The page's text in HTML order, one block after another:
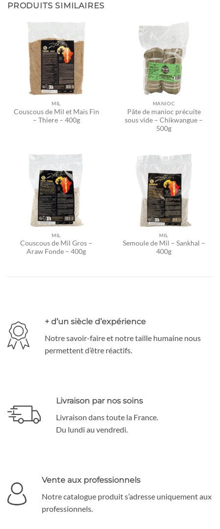
PRODUITS SIMILAIRES
MIL
Couscous de Mil et Maïs Fin
– Thiere – 400g
MANIOC
Pâte de manioc précuite
sous vide – Chikwangue –
500g
MIL
Couscous de Mil Gros –
Araw Fonde – 400g
MIL
Semoule de Mil – Sankhal –
400g
+ d’un siècle d’expérience
Notre savoir-faire et notre taille humaine nous
permettent d’être réactifs.
Livraison par nos soins
Livraison dans toute la France.
Du lundi au vendredi.
Vente aux professionnels
Notre catalogue produit s’adresse uniquement aux
professionnels.